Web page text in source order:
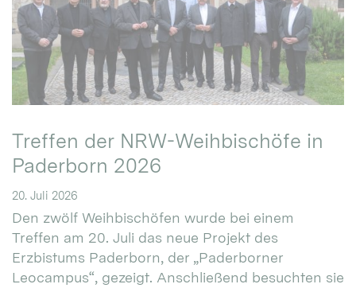
Treffen der NRW-Weihbischöfe in
Paderborn 2026
20. Juli 2026
Den zwölf Weihbischöfen wurde bei einem
Treffen am 20. Juli das neue Projekt des
Erzbistums Paderborn, der „Paderborner
Leocampus“, gezeigt. Anschließend besuchten sie